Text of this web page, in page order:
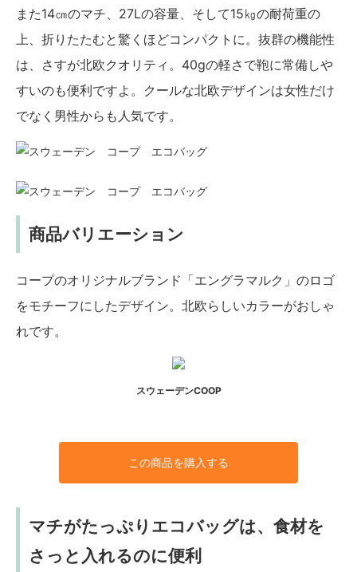
また14㎝のマチ、27Lの容量、そして15㎏の耐荷重の
上、折りたたむと驚くほどコンパクトに。抜群の機能性
は、さすが北欧クオリティ。40gの軽さで鞄に常備しや
すいのも便利ですよ。クールな北欧デザインは女性だけ
でなく男性からも人気です。
商品バリエーション
コープのオリジナルブランド「エングラマルク」のロゴ
をモチーフにしたデザイン。北欧らしいカラーがおしゃ
れです。
スウェーデンCOOP
この商品を購入する
マチがたっぷりエコバッグは、食材を
さっと入れるのに便利